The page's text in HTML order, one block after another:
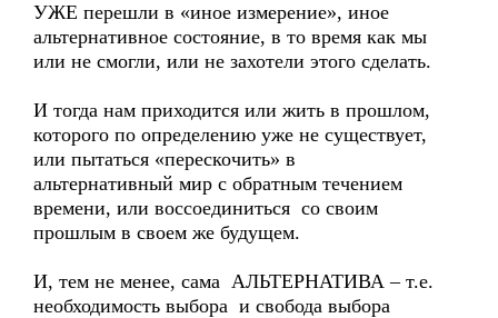
УЖЕ перешли в «иное измерение», иное
альтернативное состояние, в то время как мы
или не смогли, или не захотели этого сделать.
И тогда нам приходится или жить в прошлом,
которого по определению уже не существует,
или пытаться «перескочить» в
альтернативный мир с обратным течением
времени, или воссоединиться со своим
прошлым в своем же будущем.
И, тем не менее, сама АЛЬТЕРНАТИВА – т.е.
необходимость выбора и свобода выбора